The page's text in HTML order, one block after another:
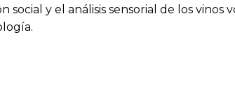
y el análisis sensorial de los vinos